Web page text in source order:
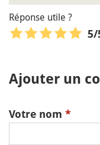
Réponse utile ?
5/
Ajouter un
Votre nom *